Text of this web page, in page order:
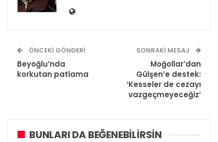
ÖNCEKI GÖNDERI
Beyoğlu’nda
korkutan patlama
SONRAKI MESAJ
Moğollar’dan
Gülşen’e destek:
‘Kesseler de cezayı
vazgeçmeyeceğiz’
BUNLARI DA BEĞENEBILIRSIN